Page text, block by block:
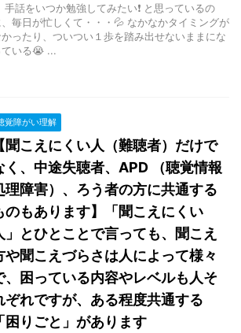
話をいつか勉強してみたい❗ と思っているの
、毎日が忙しくて・・・💦 なかなかタイミングが
かったり、ついつい１歩を踏み出せないままにな
ている😭 ...
覚障がい理解
【聞こえにくい人（難聴者）だけで
く、中途失聴者、APD （聴覚情報
理障害）、ろう者の方に共通する
のもあります】「聞こえにくい
」とひとことで言っても、聞こえ
や聞こえづらさは人によって様々
、困っている内容やレベルも人そ
ぞれですが、ある程度共通する
「困りごと」があります